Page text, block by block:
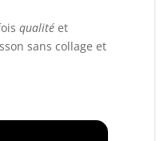
qualité et
sans collage et